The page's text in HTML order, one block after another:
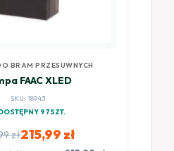
BRAM PRZESUWNYCH
FAAC XLED
SKU: 18943
97SZT.
zł215,99 zł